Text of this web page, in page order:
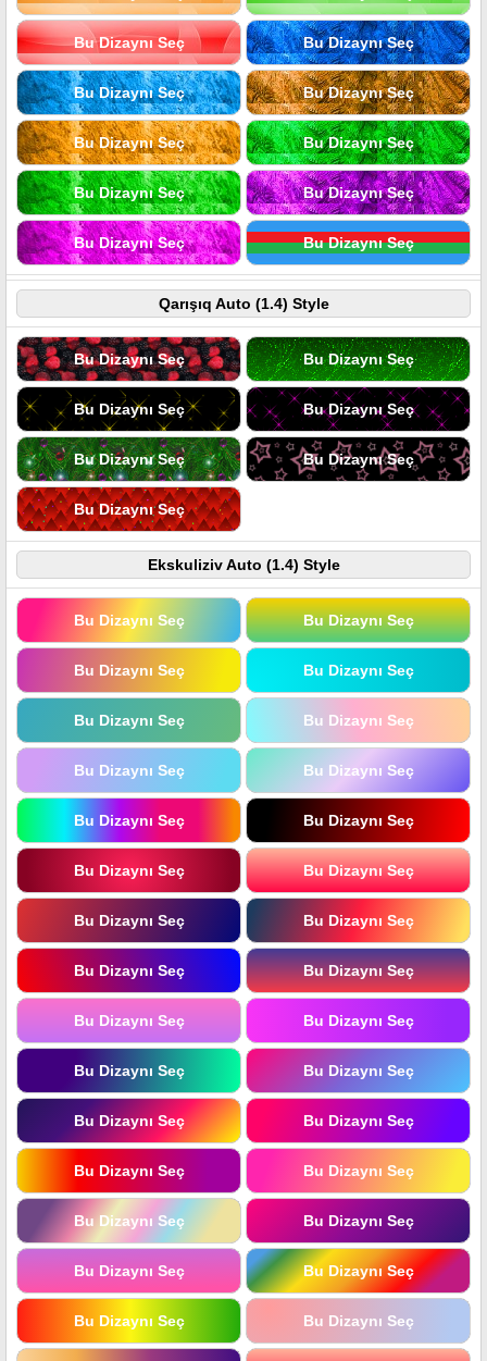
Bu Dizaynı Seç Bu Dizaynı Seç
Bu Dizaynı Seç Bu Dizaynı Seç
Bu Dizaynı Seç Bu Dizaynı Seç
Bu Dizaynı Seç Bu Dizaynı Seç
Bu Dizaynı Seç Bu Dizaynı Seç
Qarışıq Auto (1.4) Style
Bu Dizaynı Seç Bu Dizaynı Seç
Bu Dizaynı Seç Bu Dizaynı Seç
Bu Dizaynı Seç Bu Dizaynı Seç
Bu Dizaynı Seç
Ekskuliziv Auto (1.4) Style
Bu Dizaynı Seç Bu Dizaynı Seç
Bu Dizaynı Seç Bu Dizaynı Seç
Bu Dizaynı Seç Bu Dizaynı Seç
Bu Dizaynı Seç Bu Dizaynı Seç
Bu Dizaynı Seç Bu Dizaynı Seç
Bu Dizaynı Seç Bu Dizaynı Seç
Bu Dizaynı Seç Bu Dizaynı Seç
Bu Dizaynı Seç Bu Dizaynı Seç
Bu Dizaynı Seç Bu Dizaynı Seç
Bu Dizaynı Seç Bu Dizaynı Seç
Bu Dizaynı Seç Bu Dizaynı Seç
Bu Dizaynı Seç Bu Dizaynı Seç
Bu Dizaynı Seç Bu Dizaynı Seç
Bu Dizaynı Seç Bu Dizaynı Seç
Bu Dizaynı Seç Bu Dizaynı Seç